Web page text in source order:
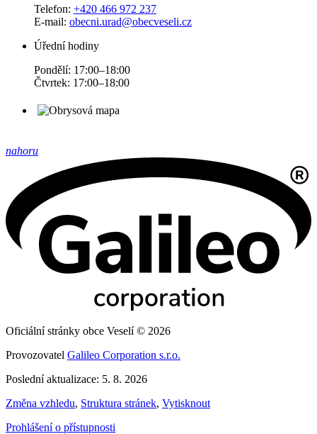
Telefon: +420 466 972 237
E-mail: obecni.urad@obecveseli.cz
Úřední hodiny
Pondělí: 17:00–18:00
Čtvrtek: 17:00–18:00
nahoru
Oficiální stránky obce Veselí © 2026
Provozovatel Galileo Corporation s.r.o.
Poslední aktualizace: 5. 8. 2026
Změna vzhledu, Struktura stránek, Vytisknout
Prohlášení o přístupnosti